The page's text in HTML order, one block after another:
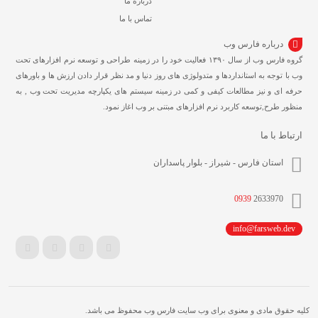
تماس با ما
درباره فارس وب
گروه فارس وب از سال ۱۳۹۰ فعالیت خود را در زمینه طراحی و توسعه نرم افزارهای تحت
وب با توجه به استانداردها و متدولوژی های روز دنیا و مد نظر قرار دادن ارزش ها و باورهای
حرفه ای و نیز مطالعات کیفی و کمی در زمینه سیستم های یکپارچه مدیریت تحت وب , به
منظور طرح,توسعه کاربرد نرم افزارهای مبتنی بر وب اغاز نمود.
ارتباط با ما
استان فارس - شیراز - بلوار پاسداران
0939 2633970
info@farsweb.dev
کلیه حقوق مادی و معنوی برای وب سایت فارس وب محفوظ می باشد.